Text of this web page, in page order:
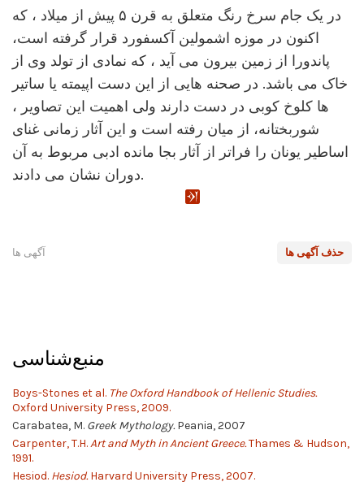
در یک جام سرخ رنگ متعلق به قرن ۵ پیش از میلاد ، که
اکنون در موزه اشمولین آکسفورد قرار گرفته است،
پاندورا از زمین بیرون می آید ، که نمادی از تولد وی از
خاک می باشد. در صحنه هایی از این دست اپیمته یا ساتیر
ها کلوخ کوبی در دست دارند ولی اهمیت این تصاویر ،
شوربختانه، از میان رفته است و این آثار زمانی غنای
اساطیر یونان را فراتر از آثار بجا مانده ادبی مربوط به آن
دوران نشان می دادند.
حذف آگهی ها آگهی ها
منبع‌شناسی
Boys-Stones et al. The Oxford Handbook of Hellenic Studies.
Oxford University Press, 2009.
Carabatea, M. Greek Mythology.Peania, 2007
Carpenter, T.H.Art and Myth in Ancient Greece.Thames & Hudson,
1991.
Hesiod. Hesiod.Harvard University Press, 2007.